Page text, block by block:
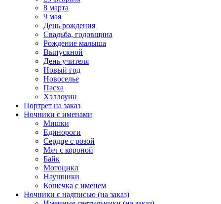
8 марта
9 мая
День рождения
Свадьба, годовщина
Рождение малыша
Выпускной
День учителя
Новый год
Новоселье
Пасха
Хэллоуин
Портрет на заказ
Ночники с именами
Мишки
Единороги
Сердце с розой
Мяч с короной
Байк
Мотоцикл
Наушники
Кошечка с именем
Ночники с надписью (на заказ)